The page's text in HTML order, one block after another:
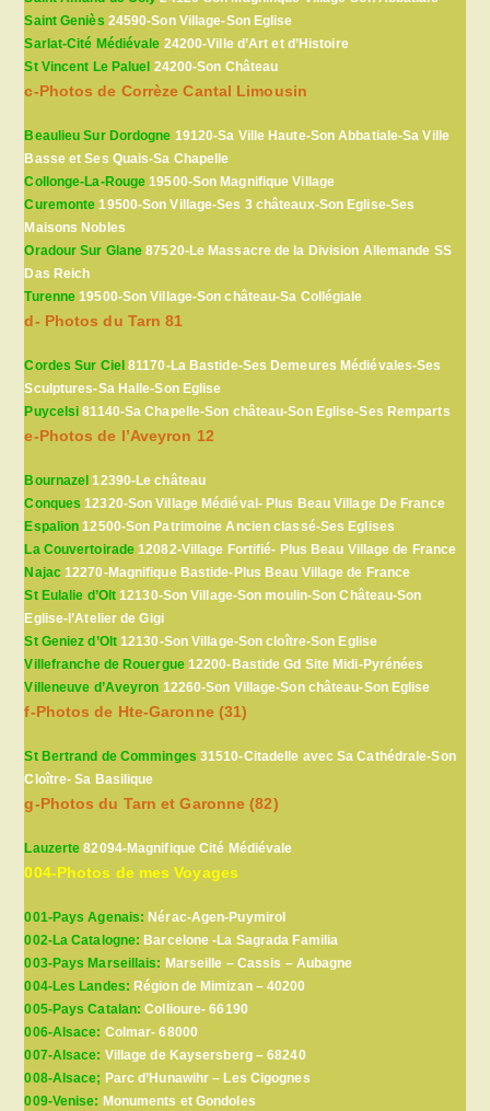
Saint Geniès 24590-Son Village-Son Eglise
Sarlat-Cité Médiévale 24200-Ville d’Art et d’Histoire
St Vincent Le Paluel 24200-Son Château
c-Photos de Corrèze Cantal Limousin
Beaulieu Sur Dordogne 19120-Sa Ville Haute-Son Abbatiale-Sa Ville
Basse et Ses Quais-Sa Chapelle
Collonge-La-Rouge 19500-Son Magnifique Village
Curemonte 19500-Son Village-Ses 3 châteaux-Son Eglise-Ses
Maisons Nobles
Oradour Sur Glane 87520-Le Massacre de la Division Allemande SS
Das Reich
Turenne 19500-Son Village-Son château-Sa Collégiale
d- Photos du Tarn 81
Cordes Sur Ciel 81170-La Bastide-Ses Demeures Médiévales-Ses
Sculptures-Sa Halle-Son Eglise
Puycelsi 81140-Sa Chapelle-Son château-Son Eglise-Ses Remparts
e-Photos de l’Aveyron 12
Bournazel 12390-Le château
Conques 12320-Son Village Médiéval- Plus Beau Village De France
Espalion 12500-Son Patrimoine Ancien classé-Ses Eglises
La Couvertoirade 12082-Village Fortifié- Plus Beau Village de France
Najac12270-Magnifique Bastide-Plus Beau Village de France
St Eulalie d’Olt 12130-Son Village-Son moulin-Son Château-Son
Eglise-l’Atelier de Gigi
St Geniez d’Olt12130-Son Village-Son cloître-Son Eglise
Villefranche de Rouergue12200-Bastide Gd Site Midi-Pyrénées
Villeneuve d’Aveyron 12260-Son Village-Son château-Son Eglise
f-Photos de Hte-Garonne (31)
St Bertrand de Comminges 31510-Citadelle avec Sa Cathédrale-Son
Cloître- Sa Basilique
g-Photos du Tarn et Garonne (82)
Lauzerte 82094-Magnifique Cité Médiévale
004-Photos de mes Voyages
001-Pays Agenais: Nérac-Agen-Puymirol
002-La Catalogne: Barcelone -La Sagrada Familia
003-Pays Marseillais: Marseille – Cassis – Aubagne
004-Les Landes: Région de Mimizan – 40200
005-Pays Catalan:Collioure- 66190
006-Alsace: Colmar- 68000
007-Alsace: Village de Kaysersberg – 68240
008-Alsace; Parc d’Hunawihr – Les Cigognes
009-Venise: Monuments et Gondoles